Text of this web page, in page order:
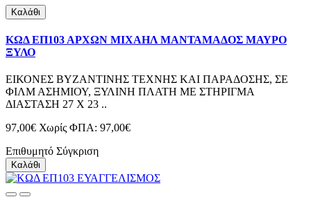
Καλάθι
ΚΩΔ ΕΠ103 ΑΡΧΩΝ ΜΙΧΑΗΛ ΜΑΝΤΑΜΑΔΟΣ ΜΑΥΡΟ
ΞΥΛΟ
ΕΙΚΟΝΕΣ ΒΥΖΑΝΤΙΝΗΣ ΤΕΧΝΗΣ ΚΑΙ ΠΑΡΑΔΟΣΗΣ, ΣΕ
ΦΙΛΜ ΑΣΗΜΙΟΥ, ΞΥΛΙΝΗ ΠΛΑΤΗ ΜΕ ΣΤΗΡΙΓΜΑ
ΔΙΑΣΤΑΣΗ 27 Χ 23 ..
97,00€ Χωρίς ΦΠΑ: 97,00€
Επιθυμητό Σύγκριση
Καλάθι